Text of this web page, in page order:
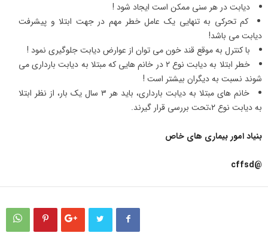
دیابت در هر سنی ممکن است ایجاد شود !
کم تحرکی به تنهایی یک عامل خطر مهم در جهت ابتلا و پیشرفت
دیابت می باشد!
با کنترل به موقع قند خون می توان از عوارض دیابت جلوگیری نمود !
خطر ابتلا به دیابت نوع ۲ در خانم هایی که مبتلا به دیابت بارداری می
شوند نسبت به دیگران بیشتر است !
خانم های مبتلا به دیابت بارداری، باید هر ۳ سال یک بار، از نظر ابتلا
به دیابت نوع ۲،تحت بررسی قرار گیرند.
بنیاد امور بیماری های خاص
@cffsd